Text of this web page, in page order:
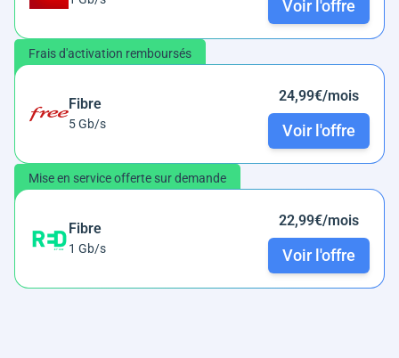
Voir l'offre
Frais d'activation remboursés
Fibre
5 Gb/s
24,99€/mois
Voir l'offre
Mise en service offerte sur demande
Fibre
1 Gb/s
22,99€/mois
Voir l'offre